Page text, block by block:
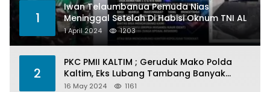
1
Iwan Telaumbanua Pemuda Nias
Meninggal Setelah Di Habisi Oknum TNI AL
1 April 2024 1203
2
PKC PMII KALTIM ; Geruduk Mako Polda
Kaltim, Eks Lubang Tambang Banyak
Menelan Korban
16 May 2024 1161